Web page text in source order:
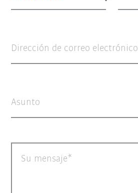
Dirección de correo electrónico
Asunto
Su mensaje